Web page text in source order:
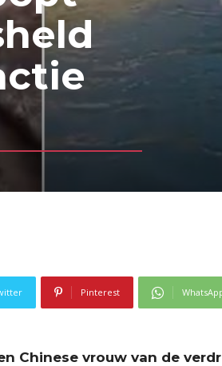
Pinterest
Chinese vrouw van de